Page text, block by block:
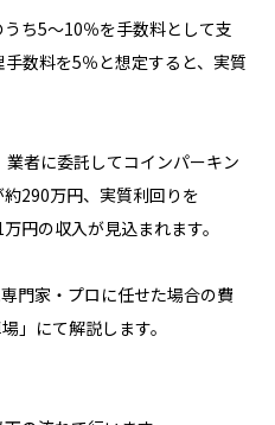
ち5〜10％を手数料として支
数料を5％と想定すると、実質
者に委託してコインパーキン
290万円、実質利回りを
円の収入が見込まれます。
門家・プロに任せた場合の費
」にて解説します。